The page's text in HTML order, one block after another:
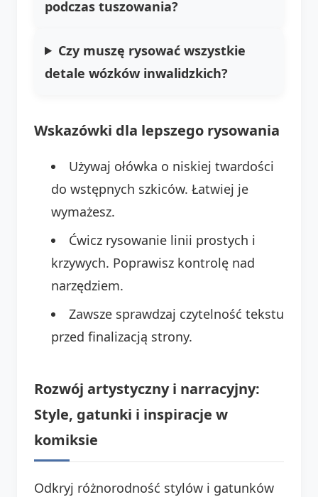
podczas tuszowania?
Czy muszę rysować wszystkie
detale wózków inwalidzkich?
Wskazówki dla lepszego rysowania
Używaj ołówka o niskiej twardości
do wstępnych szkiców. Łatwiej je
wymażesz.
Ćwicz rysowanie linii prostych i
krzywych. Poprawisz kontrolę nad
narzędziem.
Zawsze sprawdzaj czytelność tekstu
przed finalizacją strony.
Rozwój artystyczny i narracyjny:
Style, gatunki i inspiracje w
komiksie
Odkryj różnorodność stylów i gatunków